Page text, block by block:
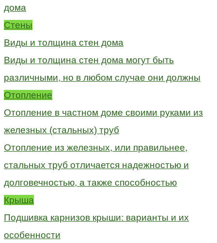
дома
Стены
Виды и толщина стен дома
Виды и толщина стен дома могут быть
различными, но в любом случае они должны
Отопление
Отопление в частном доме своими руками из
железных (стальных) труб
Отопление из железных, или правильнее,
стальных труб отличается надежностью и
долговечностью, а также способностью
Крыша
Подшивка карнизов крыши: варианты и их
особенности